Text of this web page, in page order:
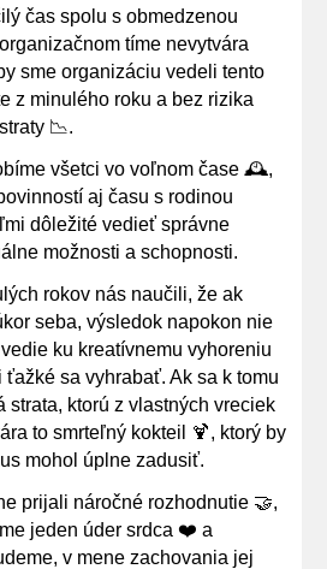
čas spolu s obmedzenou
tíme nevytvára
sme organizáciu vedeli tento
z minulého roku a bez rizika
📉.
všetci vo voľnom čase 🕰️,
aj času s rodinou
dôležité vedieť správne
možnosti a schopnosti.
rokov nás naučili, že ak
seba, výsledok napokon nie
ku kreatívnemu vyhoreniu
ťažké sa vyhrabať. Ak sa k tomu
strata, ktorú z vlastných vreciek
to smrteľný kokteil 🍹, ktorý by
mohol úplne zadusiť.
prijali náročné rozhodnutie 🤝,
jeden úder srdca ❤️ a
v mene zachovania jej